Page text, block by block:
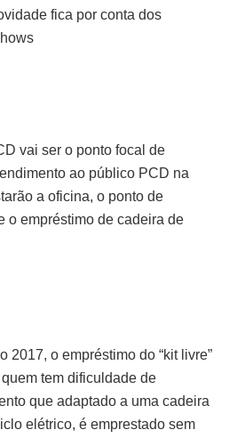
fica por conta dos
vai ser o ponto focal de
ao público PCD na
a oficina, o ponto de
o empréstimo de cadeira de
2017, o empréstimo do “kit livre”
tem dificuldade de
que adaptado a uma cadeira
elétrico, é emprestado sem